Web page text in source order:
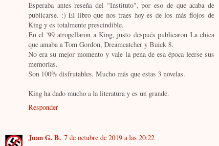
Esperaba antes reseña del "Instituto", por eso de que acaba de
publicarse. :) El libro que nos traes hoy es de los más flojos de
King y es totalmente prescindible.
En el '99 atropellaron a King, justo después publicaron La chica
que amaba a Tom Gordon, Dreamcatcher y Buick 8.
No era su mejor momento y vale la pena de esa época leerse sus
memorias.
Son 100% disfrutables. Mucho más que estas 3 novelas.
King ha dado mucho a la literatura y es un grande.
Responder
Juan G. B. 7 de octubre de 2019 a las 20:22